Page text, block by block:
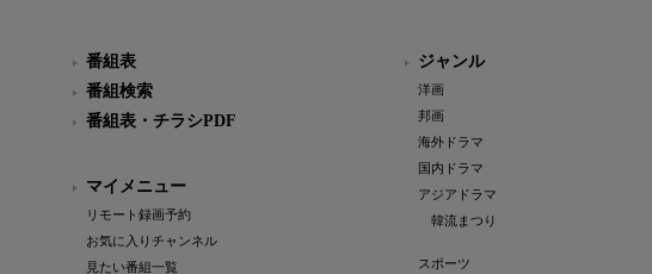
番組表
番組検索
番組表・チラシPDF
マイメニュー
リモート録画予約
お気に入りチャンネル
見たい番組一覧
ジャンル
洋画
邦画
海外ドラマ
国内ドラマ
アジアドラマ
韓流まつり
スポーツ